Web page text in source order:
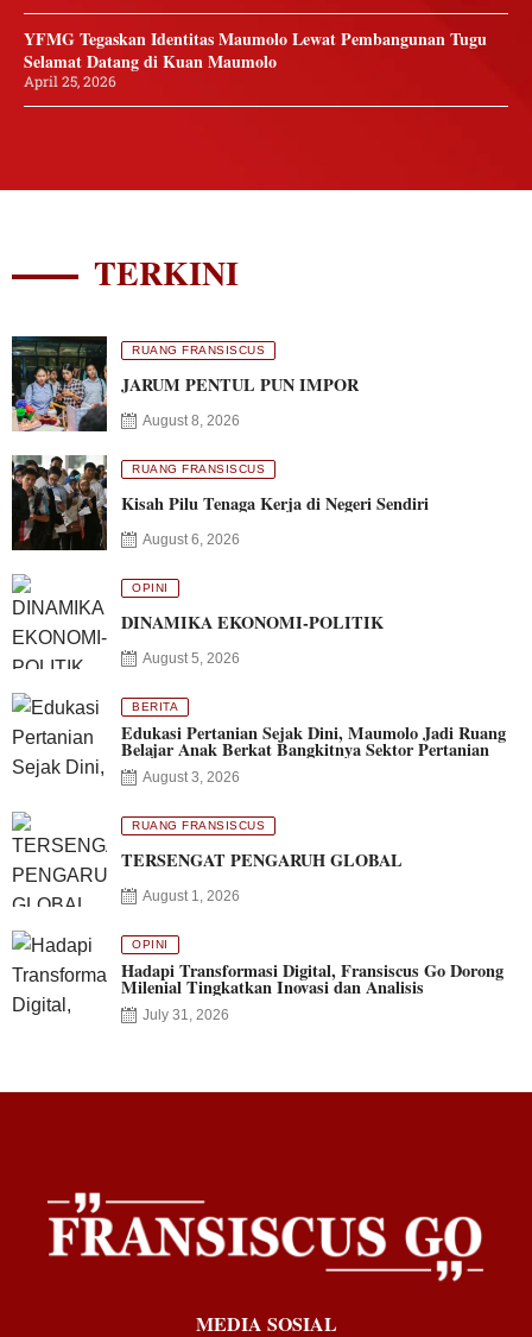
YFMG Tegaskan Identitas Maumolo Lewat Pembangunan Tugu
Selamat Datang di Kuan Maumolo
April 25, 2026
TERKINI
RUANG FRANSISCUS
JARUM PENTUL PUN IMPOR
August 8, 2026
RUANG FRANSISCUS
Kisah Pilu Tenaga Kerja di Negeri Sendiri
August 6, 2026
OPINI
DINAMIKA EKONOMI-POLITIK
August 5, 2026
BERITA
Edukasi Pertanian Sejak Dini, Maumolo Jadi Ruang
Belajar Anak Berkat Bangkitnya Sektor Pertanian
August 3, 2026
RUANG FRANSISCUS
TERSENGAT PENGARUH GLOBAL
August 1, 2026
OPINI
Hadapi Transformasi Digital, Fransiscus Go Dorong
Milenial Tingkatkan Inovasi dan Analisis
July 31, 2026
MEDIA SOSIAL